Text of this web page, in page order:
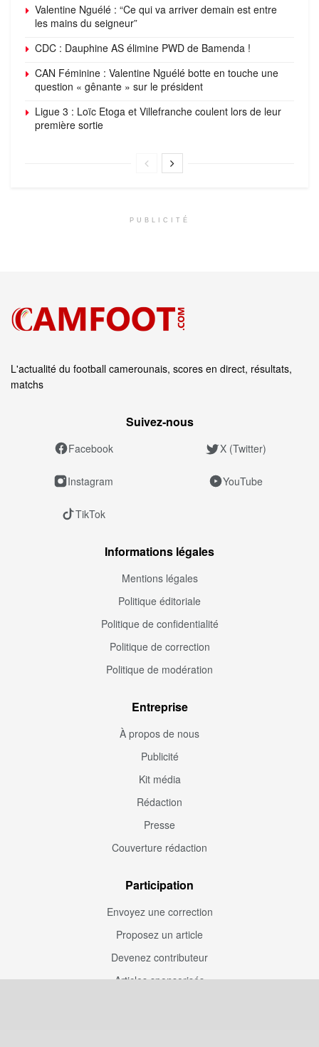
Valentine Nguélé : “Ce qui va arriver demain est entre
les mains du seigneur”
CDC : Dauphine AS élimine PWD de Bamenda !
CAN Féminine : Valentine Nguélé botte en touche une
question « gênante » sur le président
Ligue 3 : Loïc Etoga et Villefranche coulent lors de leur
première sortie
PUBLICITÉ
L'actualité du football camerounais, scores en direct, résultats,
matchs
Suivez‑nous
Facebook X (Twitter)
Instagram YouTube
TikTok
Informations légales
Mentions légales
Politique éditoriale
Politique de confidentialité
Politique de correction
Politique de modération
Entreprise
À propos de nous
Publicité
Kit média
Rédaction
Presse
Couverture rédaction
Participation
Envoyez une correction
Proposez un article
Devenez contributeur
Articles sponsorisés